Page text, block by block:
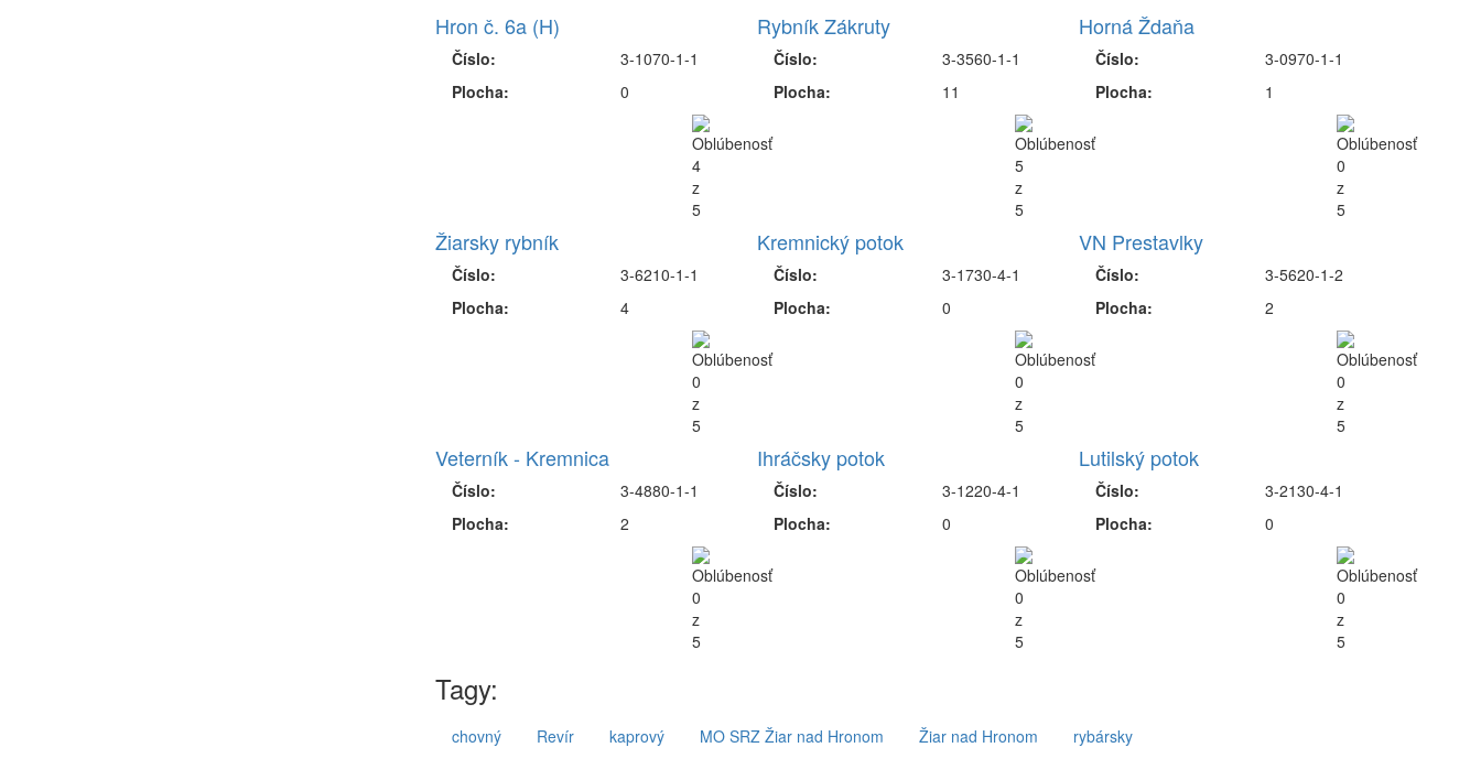
Hron č. 6a (H)
Číslo:
Plocha:
3-1070-1-1
0
Rybník Zákruty
Číslo:
Plocha:
3-3560-1-1
11
Horná Ždaňa
Číslo:
Plocha:
3-0970-1-1
1
Žiarsky rybník
Číslo:
Plocha:
3-6210-1-1
4
Kremnický potok
Číslo:
Plocha:
3-1730-4-1
0
VN Prestavlky
Číslo:
Plocha:
3-5620-1-2
2
Veterník - Kremnica
Číslo:
Plocha:
3-4880-1-1
2
Ihráčsky potok
Číslo:
Plocha:
3-1220-4-1
0
Lutilský potok
Číslo:
Plocha:
3-2130-4-1
0
Tagy:
chovný Revír kaprový MO SRZ Žiar nad Hronom Žiar nad Hronom rybársky